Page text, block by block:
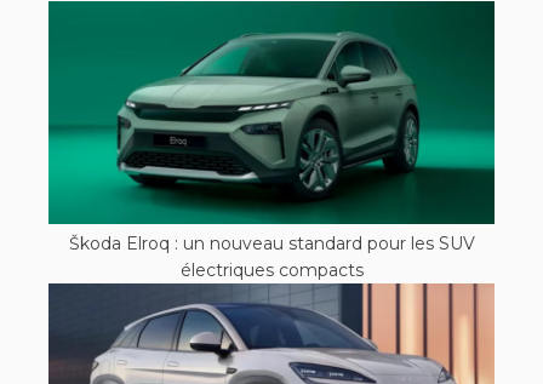
Škoda Elroq : un nouveau standard pour les SUV
électriques compacts